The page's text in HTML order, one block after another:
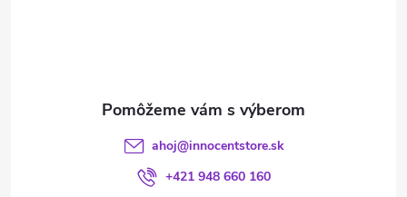
ahoj@innocentstore.sk
+421 948 660 160